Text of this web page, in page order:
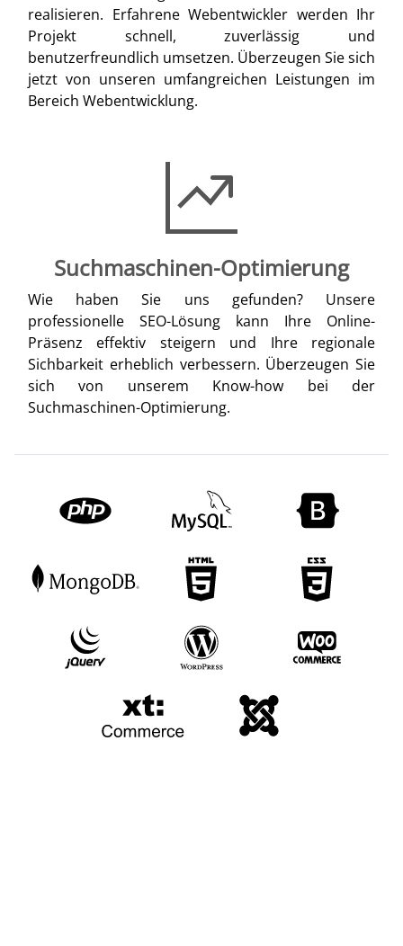
realisieren. Erfahrene Webentwickler werden Ihr
Projekt schnell, zuverlässig und
benutzerfreundlich umsetzen. Überzeugen Sie sich
jetzt von unseren umfangreichen Leistungen im
Bereich Webentwicklung.
Suchmaschinen-Optimierung
Wie haben Sie uns gefunden? Unsere
professionelle SEO-Lösung kann Ihre Online-
Präsenz effektiv steigern und Ihre regionale
Sichbarkeit erheblich verbessern. Überzeugen Sie
sich von unserem Know-how bei der
Suchmaschinen-Optimierung.